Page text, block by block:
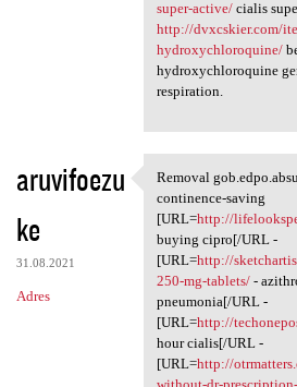
super-active/cialis
http://dvxcskier.com/
hydroxychloroquine/
hydroxychloroquine
respiration.
aruvifoezu
ke
31.08.2021
Adres
Removal
Removal
continence-saving
[URL=http://
buying cipro[/URL -
[URL=http://
250-mg-tablets/-
pneumonia[/URL -
[URL=http://
hour cialis[/URL -
[URL=http://